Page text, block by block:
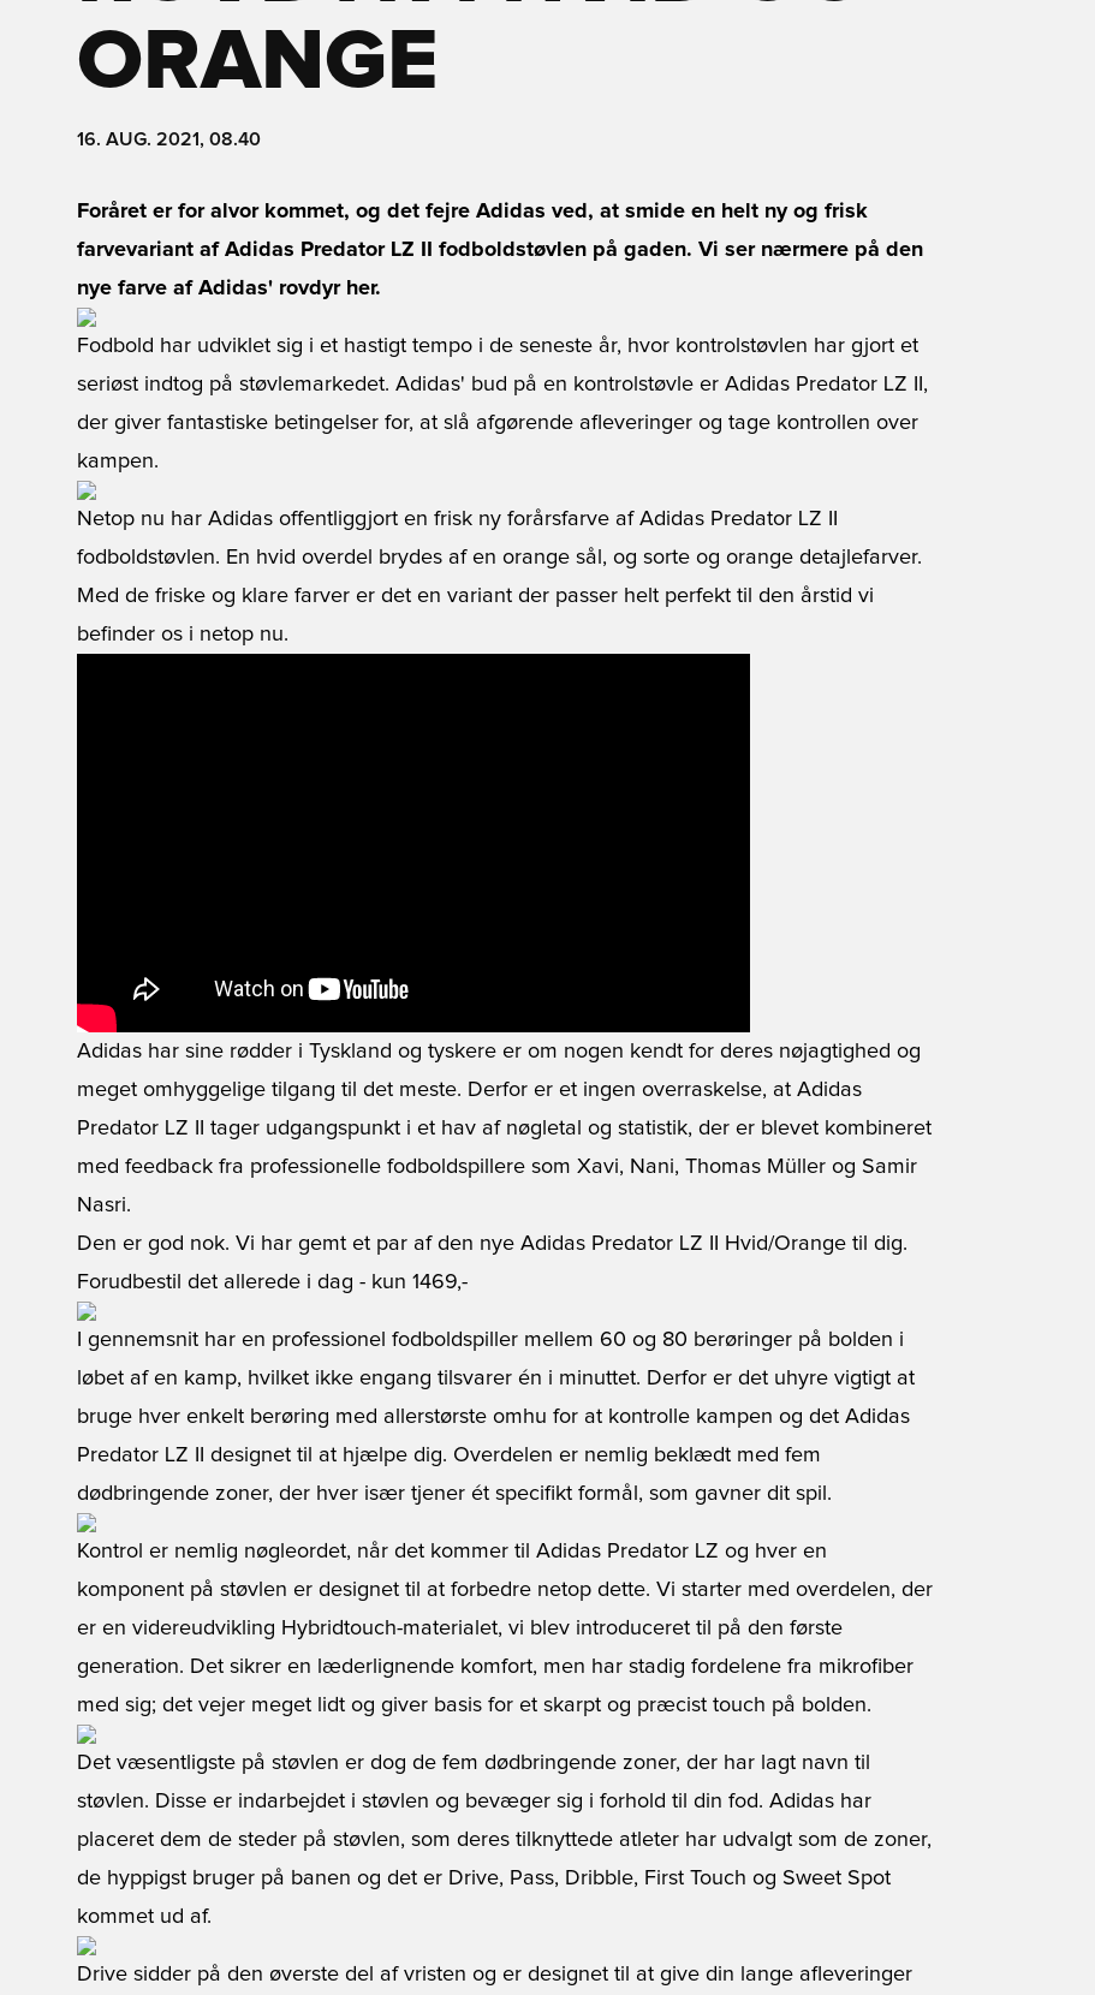
ORANGE
16. AUG. 2021, 08.40
Foråret er for alvor kommet, og det fejre Adidas ved, at smide en helt ny og frisk
farvevariant af Adidas Predator LZ II fodboldstøvlen på gaden. Vi ser nærmere på den
nye farve af Adidas' rovdyr her.
Fodbold har udviklet sig i et hastigt tempo i de seneste år, hvor kontrolstøvlen har gjort et
seriøst indtog på støvlemarkedet. Adidas' bud på en kontrolstøvle er Adidas Predator LZ II,
der giver fantastiske betingelser for, at slå afgørende afleveringer og tage kontrollen over
kampen.
Netop nu har Adidas offentliggjort en frisk ny forårsfarve af Adidas Predator LZ II
fodboldstøvlen. En hvid overdel brydes af en orange sål, og sorte og orange detajlefarver.
Med de friske og klare farver er det en variant der passer helt perfekt til den årstid vi
befinder os i netop nu.
Adidas har sine rødder i Tyskland og tyskere er om nogen kendt for deres nøjagtighed og
meget omhyggelige tilgang til det meste. Derfor er et ingen overraskelse, at Adidas
Predator LZ II tager udgangspunkt i et hav af nøgletal og statistik, der er blevet kombineret
med feedback fra professionelle fodboldspillere som Xavi, Nani, Thomas Müller og Samir
Nasri.
Den er god nok. Vi har gemt et par af den nye Adidas Predator LZ II Hvid/Orange til dig.
Forudbestil det allerede i dag - kun 1469,-
I gennemsnit har en professionel fodboldspiller mellem 60 og 80 berøringer på bolden i
løbet af en kamp, hvilket ikke engang tilsvarer én i minuttet. Derfor er det uhyre vigtigt at
bruge hver enkelt berøring med allerstørste omhu for at kontrolle kampen og det Adidas
Predator LZ II designet til at hjælpe dig. Overdelen er nemlig beklædt med fem
dødbringende zoner, der hver især tjener ét specifikt formål, som gavner dit spil.
Kontrol er nemlig nøgleordet, når det kommer til Adidas Predator LZ og hver en
komponent på støvlen er designet til at forbedre netop dette. Vi starter med overdelen, der
er en videreudvikling Hybridtouch-materialet, vi blev introduceret til på den første
generation. Det sikrer en læderlignende komfort, men har stadig fordelene fra mikrofiber
med sig; det vejer meget lidt og giver basis for et skarpt og præcist touch på bolden.
Det væsentligste på støvlen er dog de fem dødbringende zoner, der har lagt navn til
støvlen. Disse er indarbejdet i støvlen og bevæger sig i forhold til din fod. Adidas har
placeret dem de steder på støvlen, som deres tilknyttede atleter har udvalgt som de zoner,
de hyppigst bruger på banen og det er Drive, Pass, Dribble, First Touch og Sweet Spot
kommet ud af.
Drive sidder på den øverste del af vristen og er designet til at give din lange afleveringer